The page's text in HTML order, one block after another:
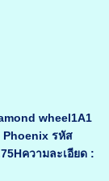
wheel1A1
Phoenix รหัส
ความละเอียด :